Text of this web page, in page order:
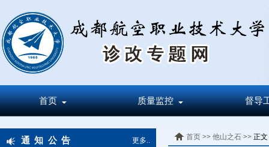
首页 质量监控 督导
首页 >> 他山之石 >> 正文
更多..
通知公告